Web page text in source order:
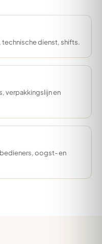
dienst, shifts.
verpakkingslijn en
oogst- en